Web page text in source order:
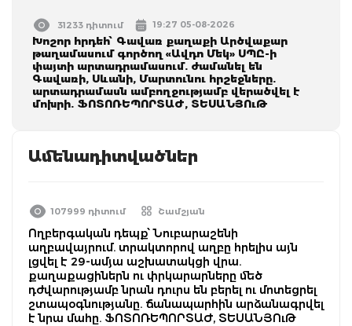
31233 դիտում 19:27 05-08-2026
Խոշոր հրդեհ՝ Գավառ քաղաքի Արծվաքար
թաղամասում գործող «Ավդո Մեկ» ՍՊԸ-ի
փայտի արտադրամասում. ժամանել են
Գավառի, Սևանի, Մարտունու հրշեջները.
արտադրամասն ամբողջությամբ վերածվել է
մոխրի. ՖՈՏՈՌԵՊՈՐՏԱԺ, ՏԵՍԱՆՅՈւԹ
Ամենադիտվածներ
107999 դիտում Շամշյան
Ողբերգական դեպք՝ Նուբարաշենի
աղբավայրում. տրակտորով աղբը հրելիս այն
լցվել է 29-ամյա աշխատակցի վրա.
քաղաքացիներն ու փրկարարները մեծ
դժվարությամբ նրան դուրս են բերել ու մոտեցրել
շտապօգնությանը. ճանապարհին արձանագրվել
է նրա մահը. ՖՈՏՈՌԵՊՈՐՏԱԺ, ՏԵՍԱՆՅՈւԹ